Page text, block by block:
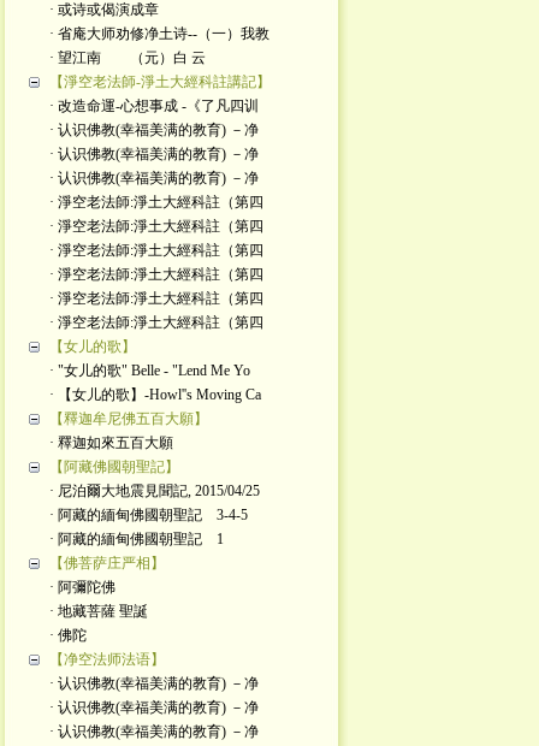
· 或诗或偈演成章
· 省庵大师劝修净土诗--（一）我教
· 望江南 （元）白 云
【淨空老法師-淨土大經科註講記】
· 改造命運-心想事成 -《了凡四训
· 认识佛教(幸福美满的教育) －净
· 认识佛教(幸福美满的教育) －净
· 认识佛教(幸福美满的教育) －净
· 淨空老法師:淨土大經科註（第四
· 淨空老法師:淨土大經科註（第四
· 淨空老法師:淨土大經科註（第四
· 淨空老法師:淨土大經科註（第四
· 淨空老法師:淨土大經科註（第四
· 淨空老法師:淨土大經科註（第四
【女儿的歌】
· "女儿的歌" Belle - "Lend Me Yo
· 【女儿的歌】-Howl''s Moving Ca
【釋迦牟尼佛五百大願】
· 釋迦如來五百大願
【阿藏佛國朝聖記】
· 尼泊爾大地震見聞記, 2015/04/25
· 阿藏的緬甸佛國朝聖記 3-4-5
· 阿藏的緬甸佛國朝聖記 1
【佛菩萨庄严相】
· 阿彌陀佛
· 地藏菩薩 聖誕
· 佛陀
【净空法师法语】
· 认识佛教(幸福美满的教育) －净
· 认识佛教(幸福美满的教育) －净
· 认识佛教(幸福美满的教育) －净